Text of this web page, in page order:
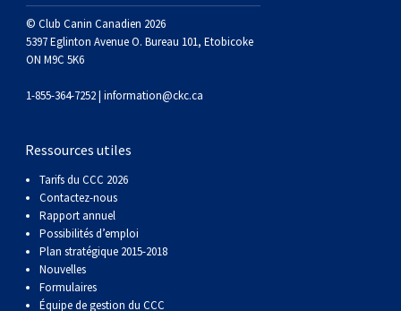
Berger anglais
Berger polonais de plaine
Schapendoes néerlandais
Berger Shetland
Chien Ibizan
Lévrier irlandais
Lundehund norvégien
Otterhound
Terrier tibétain
Xoloitzcuintli (moyen)
Setter irlandais
Épagneul cocker américain
Épagneul breton
Épagneul Clumber
Terrier de Norwich
Terrier du révérend Russell
Schnauzer (nain)
Terrier écossais
Caniche (nain)
Carlin
Fox terrier miniature
Terrier de Manchester nain
Grand bouvier suisse
Chien du Groenland
Komondor
Kuvasz
Top Dogs
© Club Canin Canadien 2026
5397 Eglinton Avenue O. Bureau 101, Etobicoke
ON M9C 5K6
1-855-364-7252 | information@ckc.ca
Ressources utiles
Tarifs du CCC 2026
Contactez-nous
Rapport annuel
Possibilités d’emploi
Plan stratégique 2015-2018
Nouvelles
Formulaires
Équipe de gestion du CCC